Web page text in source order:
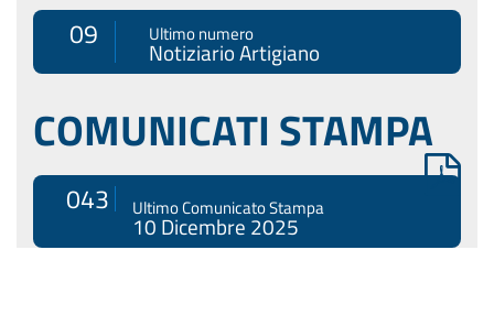
09 Ultimo numero
Notiziario Artigiano
COMUNICATI STAMPA
043 Ultimo Comunicato Stampa
10 Dicembre 2025